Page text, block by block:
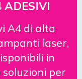
ADESIVI
A4 di alta
laser,
in
per